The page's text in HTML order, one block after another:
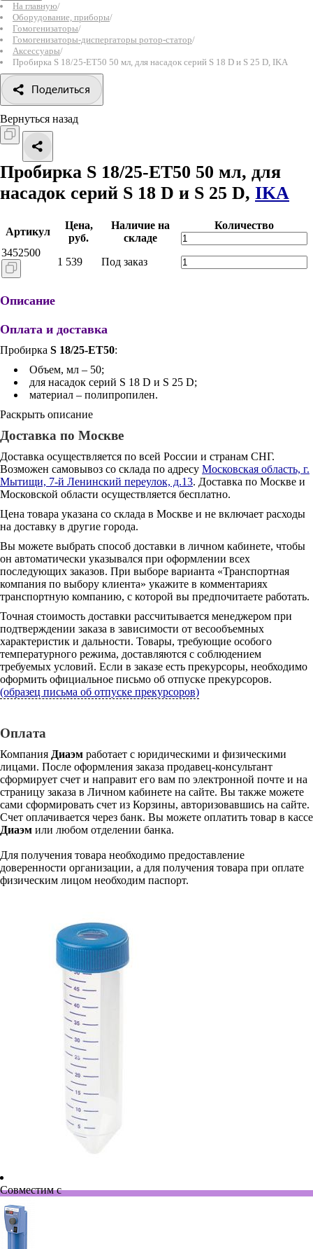
На главную/
Оборудование, приборы/
Гомогенизаторы/
Гомогенизаторы-диспергаторы ротор-статор/
Аксессуары/
Пробирка S 18/25-ET50 50 мл, для насадок серий S 18 D и S 25 D, IKA
Поделиться
Вернуться назад
Пробирка S 18/25-ET50 50 мл, для
насадок серий S 18 D и S 25 D, IKA
Артикул
Цена,
руб.
Наличие на
складе
Количество
3452500
1 539 Под заказ
Описание
Оплата и доставка
Пробирка S 18/25-ET50:
Объем, мл – 50;
для насадок серий S 18 D и S 25 D;
материал – полипропилен.
Раскрыть описание
Доставка по Москве
Доставка осуществляется по всей России и странам СНГ.
Возможен самовывоз со склада по адресу Московская область, г.
Мытищи, 7-й Ленинский переулок, д.13. Доставка по Москве и
Московской области осуществляется бесплатно.
Цена товара указана со склада в Москве и не включает расходы
на доставку в другие города.
Вы можете выбрать способ доставки в личном кабинете, чтобы
он автоматически указывался при оформлении всех
последующих заказов. При выборе варианта «Транспортная
компания по выбору клиента» укажите в комментариях
транспортную компанию, с которой вы предпочитаете работать.
Точная стоимость доставки рассчитывается менеджером при
подтверждении заказа в зависимости от весообъемных
характеристик и дальности. Товары, требующие особого
температурного режима, доставляются с соблюдением
требуемых условий. Если в заказе есть прекурсоры, необходимо
оформить официальное письмо об отпуске прекурсоров.
(образец письма об отпуске прекурсоров)
Оплата
Компания Диаэм работает с юридическими и физическими
лицами. После оформления заказа продавец-консультант
сформирует счет и направит его вам по электронной почте и на
страницу заказа в Личном кабинете на сайте. Вы также можете
сами сформировать счет из Корзины, авторизовавшись на сайте.
Счет оплачивается через банк. Вы можете оплатить товар в кассе
Диаэм или любом отделении банка.
Для получения товара необходимо предоставление
доверенности организации, а для получения товара при оплате
физическим лицом необходим паспорт.
Совместим с